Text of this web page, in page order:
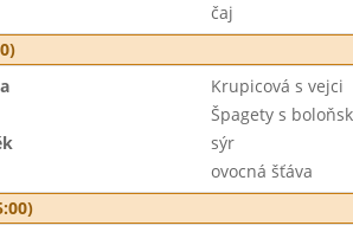
čaj
Krupicová s vejci
Špagety s
sýr
ovocná šťáva